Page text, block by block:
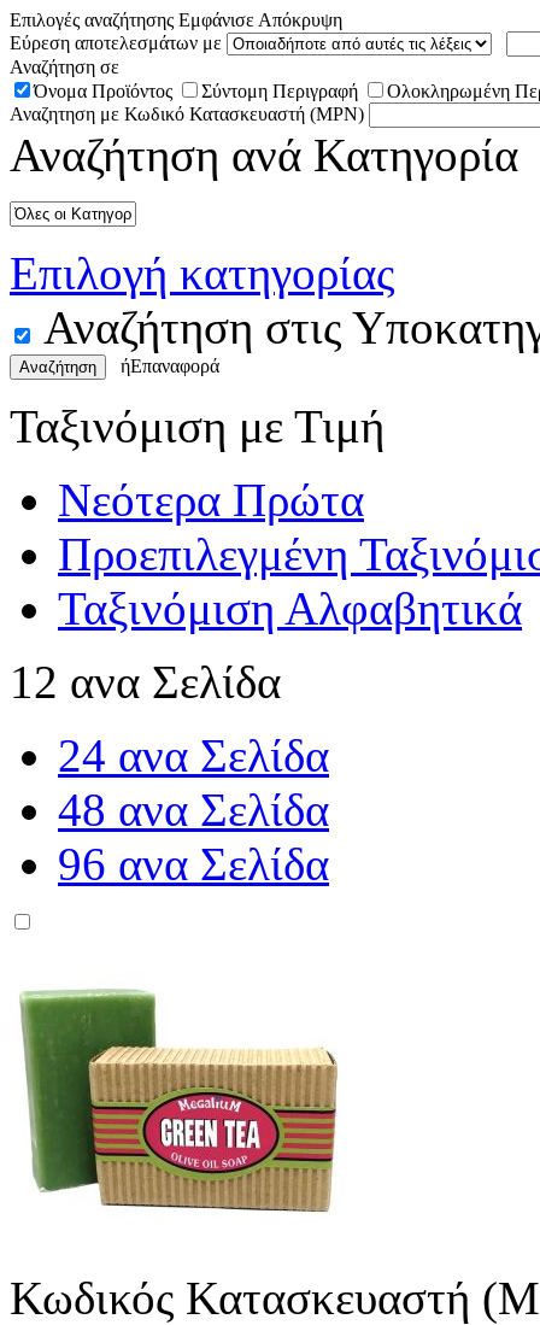
Επιλογές αναζήτησης Εμφάνισε Απόκρυψη
Εύρεση αποτελεσμάτων με
Αναζήτηση σε
Όνομα Προϊόντος
Σύντομη Περιγραφή
Ολοκληρωμένη
Αναζητηση με Κωδικό Κατασκευαστή (MPN)
Αναζήτηση ανά Κατηγορία
Επιλογή κατηγορίας
Αναζήτηση στις
Αναζήτηση ήΕπαναφορά
Ταξινόμιση με Τιμή
Νεότερα Πρώτα
Προεπιλεγμένη
Ταξινόμιση Αλφαβητικά
12 ανα Σελίδα
24 ανα Σελίδα
48 ανα Σελίδα
96 ανα Σελίδα
Κωδικός Κατασκευαστή